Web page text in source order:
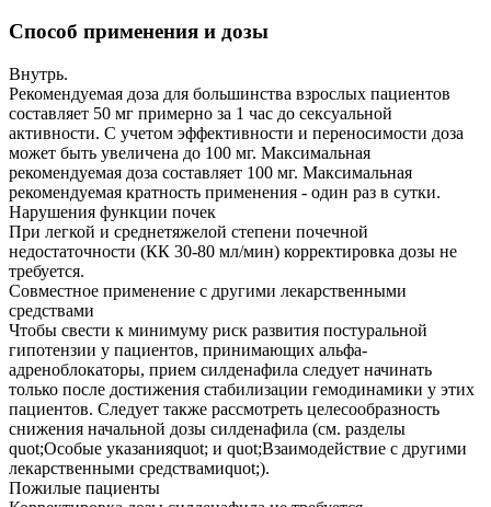
Способ применения и дозы
Внутрь.
Рекомендуемая доза для большинства взрослых пациентов
составляет 50 мг примерно за 1 час до сексуальной
активности. С учетом эффективности и переносимости доза
может быть увеличена до 100 мг. Максимальная
рекомендуемая доза составляет 100 мг. Максимальная
рекомендуемая кратность применения - один раз в сутки.
Нарушения функции почек
При легкой и среднетяжелой степени почечной
недостаточности (КК 30-80 мл/мин) корректировка дозы не
требуется.
Совместное применение с другими лекарственными
средствами
Чтобы свести к минимуму риск развития постуральной
гипотензии у пациентов, принимающих альфа-
адреноблокаторы, прием силденафила следует начинать
только после достижения стабилизации гемодинамики у этих
пациентов. Следует также рассмотреть целесообразность
снижения начальной дозы силденафила (см. разделы
quot;Особые указанияquot; и quot;Взаимодействие с другими
лекарственными средствамиquot;).
Пожилые пациенты